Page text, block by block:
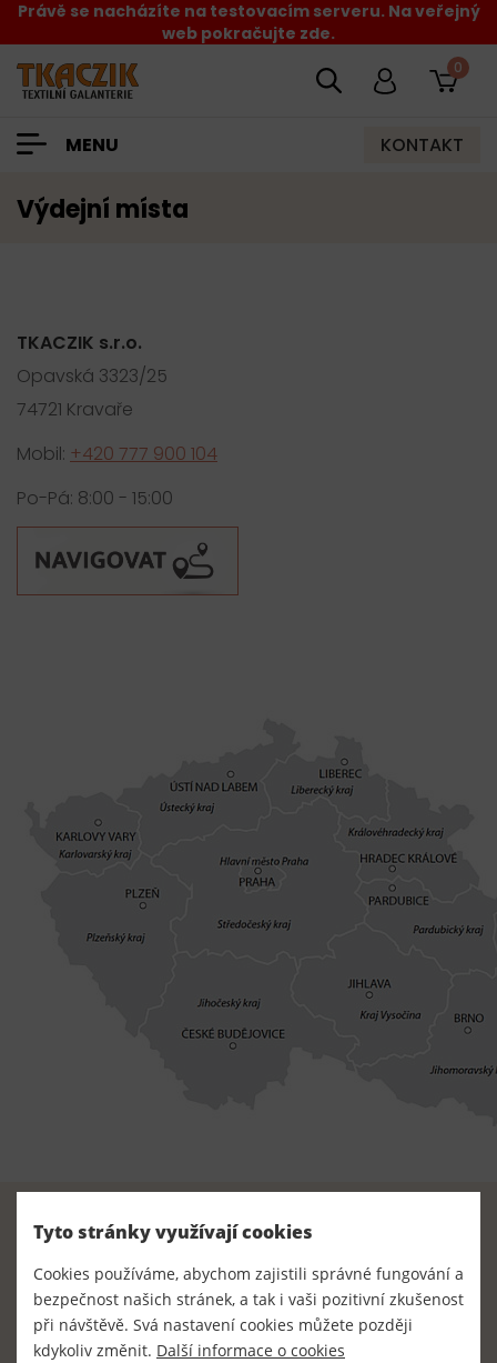
Právě se nacházíte na testovacím serveru. Na veřejný
web pokračujte zde.
0
MENU KONTAKT
Výdejní místa
TKACZIK s.r.o.
Opavská 3323/25
74721 Kravaře
Mobil: +420 777 900 104
Po-Pá: 8:00 - 15:00
Radost z tvoření začíná u nás.
Najdete zde vše, co potřebujete.
Tyto stránky využívají cookies
Cookies používáme, abychom zajistili správné fungování a
bezpečnost našich stránek, a tak i vaši pozitivní zkušenost
při návštěvě. Svá nastavení cookies můžete později
kdykoliv změnit. Další informace o cookies